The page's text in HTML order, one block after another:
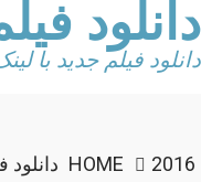
to
content
دانلود
دانلود فیلم جدید با
HOME 2016 دانلود فیلم